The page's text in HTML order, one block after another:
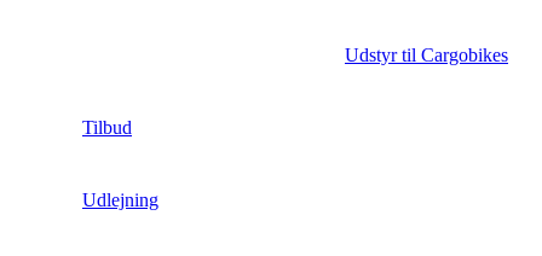
Udstyr til Cargobikes
Tilbud
Udlejning